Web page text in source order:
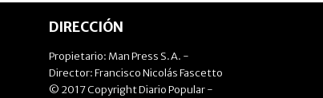
DIRECCIÓN
Propietario: Man Press S.A. -
Director: Francisco Nicolás Fascetto
© 2017 Copyright Diario Popular -